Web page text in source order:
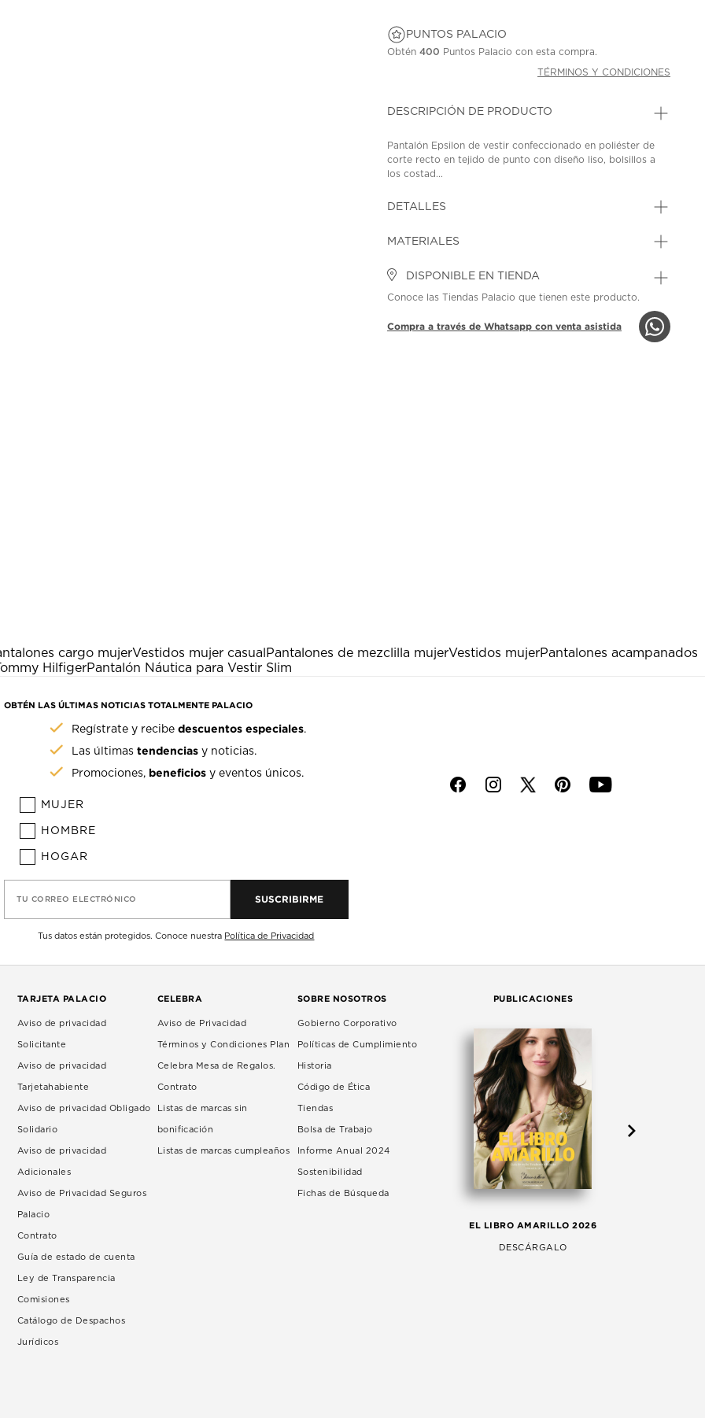
PUNTOS PALACIO
Obtén400 Puntos Palacio con esta compra.
TÉRMINOS Y CONDICIONES
DESCRIPCIÓN DE PRODUCTO
Pantalón Epsilon de vestir confeccionado en poliéster de
corte recto en tejido de punto con diseño liso, bolsillos a
los costad...
DETALLES
MATERIALES
DISPONIBLE EN TIENDA
Conoce las Tiendas Palacio que tienen este producto.
Compra a través de Whatsapp con venta asistida
cargo mujerVestidos mujer casual Pantalones de mezclilla mujerVestidos mujerPantalones acampanados
HilfigerPantalón Náutica para Vestir Slim
OBTÉN LAS ÚLTIMAS NOTICIAS TOTALMENTE PALACIO
Regístrate y recibedescuentos especiales.
Las últimastendencias y noticias.
Promociones, beneficios y eventos únicos.
MUJER
HOMBRE
HOGAR
TU CORREO ELECTRÓNICO SUSCRIBIRME
Tus datos están protegidos. Conoce nuestra Política de Privacidad
f i p y
TARJETA PALACIO
Aviso de privacidad
Solicitante
Aviso de privacidad
Tarjetahabiente
Aviso de privacidad Obligado
Solidario
Aviso de privacidad
Adicionales
Aviso de Privacidad Seguros
Palacio
Contrato
Guía de estado de cuenta
Ley de Transparencia
Comisiones
Catálogo de Despachos
Jurídicos
CELEBRA
Aviso de Privacidad
Términos y Condiciones Plan
Celebra Mesa de Regalos.
Contrato
Listas de marcas sin
bonificación
Listas de marcas cumpleaños
SOBRE NOSOTROS
Gobierno Corporativo
Políticas de Cumplimiento
Historia
Código de Ética
Tiendas
Bolsa de Trabajo
Informe Anual 2024
Sostenibilidad
Fichas de Búsqueda
PUBLICACIONES
EL LIBRO AMARILLO 2026
DESCÁRGALO